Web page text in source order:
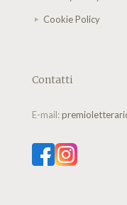
Cookie Policy
Contatti
E-mail: